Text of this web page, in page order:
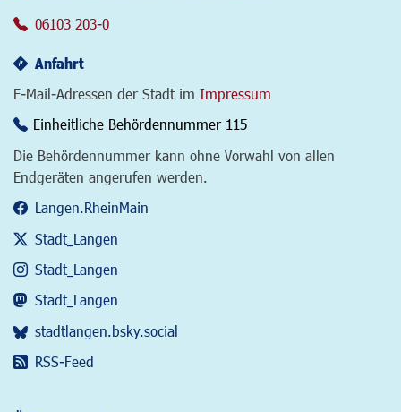
06103 203-0
Anfahrt
E-Mail-Adressen der Stadt im Impressum
Einheitliche Behördennummer 115
Die Behördennummer kann ohne Vorwahl von allen
Endgeräten angerufen werden.
Langen.RheinMain
Stadt_Langen
Stadt_Langen
Stadt_Langen
stadtlangen.bsky.social
RSS-Feed